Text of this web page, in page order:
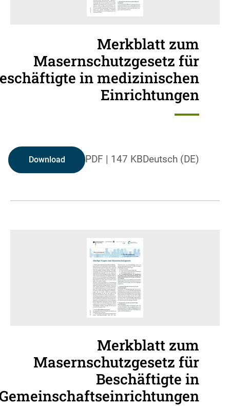
Merkblatt zum
Masernschutzgesetz für
in medizinischen
Einrichtungen
Deutsch (DE)
PDF | 147 KB
Download
Merkblatt zum
Masernschutzgesetz für
Beschäftigte in